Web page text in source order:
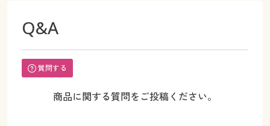
Q&A
質問する
商品に関する質問をご投稿ください。